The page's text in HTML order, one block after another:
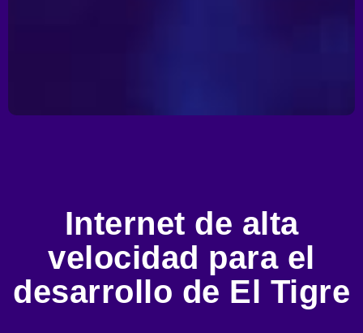
Internet de alta
velocidad para el
desarrollo de El Tigre